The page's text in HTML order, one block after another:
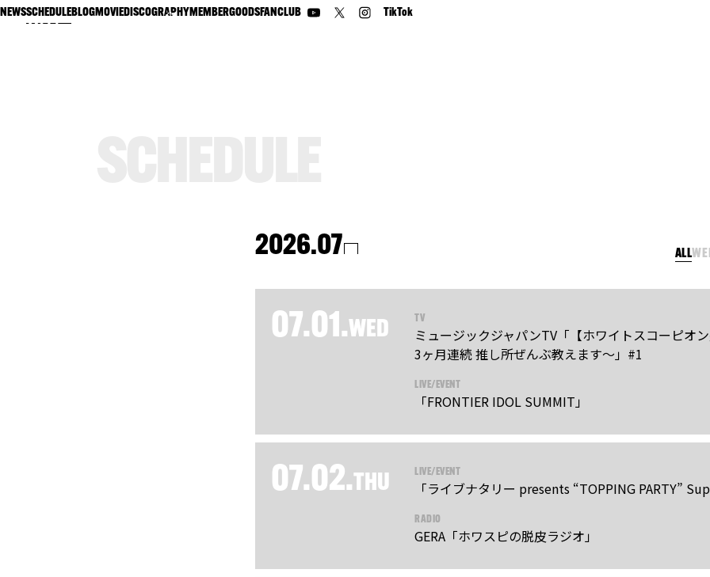
NEWSSCHEDULEBLOGMOVIE DISCOGRAPHYMEMBERGOODS FANCLUB TikTok
ALL
2026.07
07.01.WED TV
ミュージックジャパンTV「【ホワイトスコーピオ
3ヶ月連続 推し所ぜんぶ教えます～」#1
LIVE/EVENT
「FRONTIER IDOL SUMMIT」
07.02.THU LIVE/EVENT
「ライブナタリー presents “TOPPING PARTY”
RADIO
GERA「ホワスピの脱皮ラジオ」